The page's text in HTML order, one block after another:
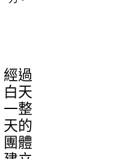
經過
白天
一整
天的
團體